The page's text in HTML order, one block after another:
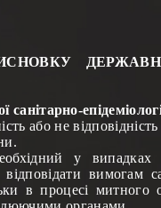
санітарно-
або не
у випадках
вимогам
в процесі